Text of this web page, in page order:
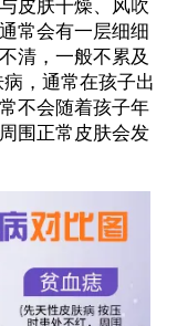
皮肤干燥、风吹
常会有一层细细
清，一般不累及
，通常在孩子出
不会随着孩子年
围正常皮肤会发